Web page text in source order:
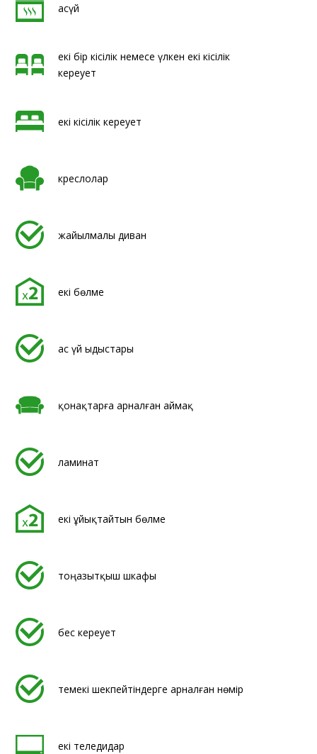
асүй
екі бір кісілік немесе үлкен екі кісілік
кереует
екі кісілік кереует
креслолар
жайылмалы диван
екі бөлме
ас үй ыдыстары
қонақтарға арналған аймақ
ламинат
екі ұйықтайтын бөлме
тоңазытқыш шкафы
бес кереует
темекі шекпейтіндерге арналған нөмір
екі теледидар